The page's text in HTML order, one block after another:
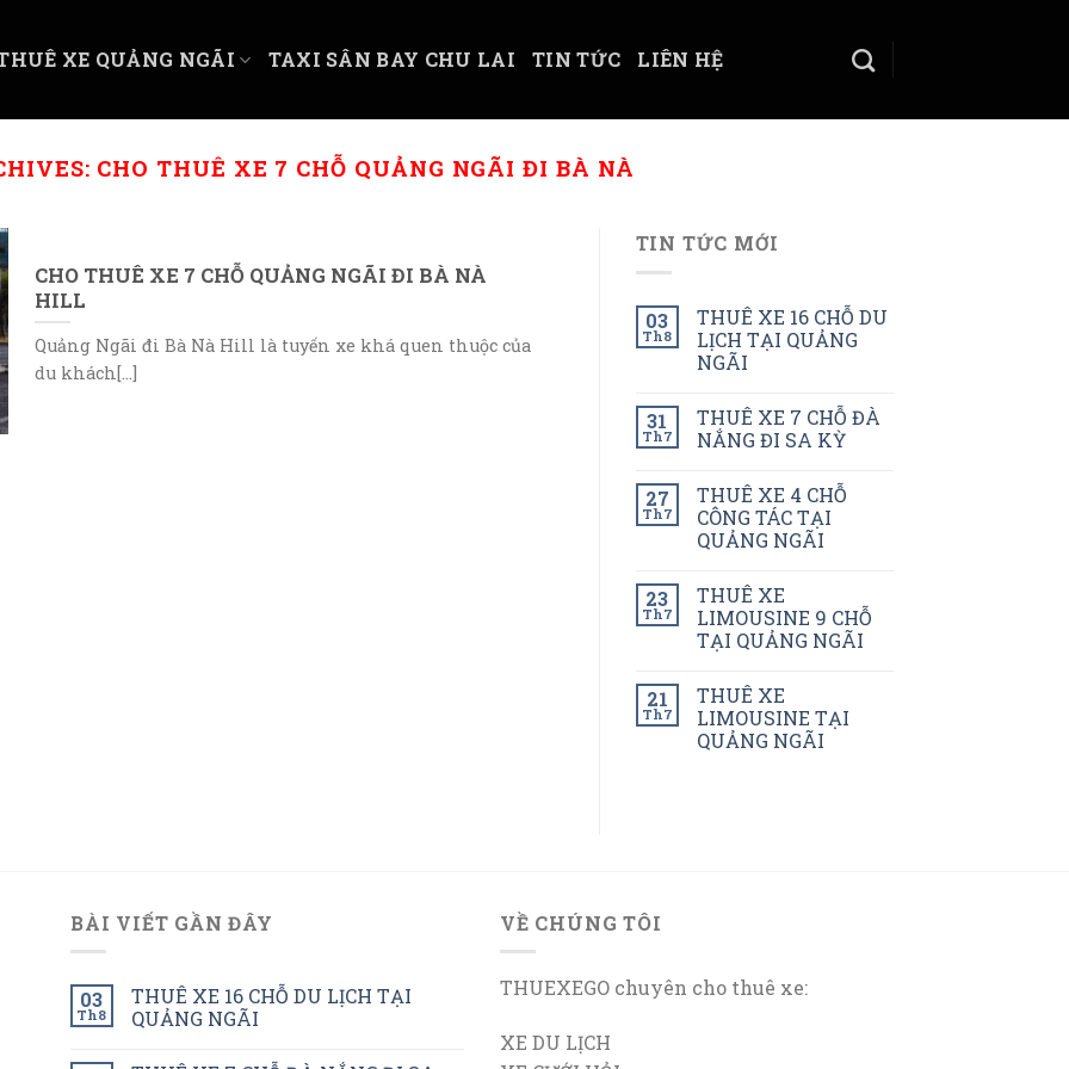
XE QUẢNG NGÃI TAXI SÂN BAY CHU LAI TIN TỨC LIÊN HỆ
CHO THUÊ XE 7 CHỖ QUẢNG NGÃI ĐI BÀ NÀ
CHO THUÊ XE 7 CHỖ QUẢNG NGÃI ĐI BÀ NÀ
HILL
Quảng Ngãi đi Bà Nà Hill là tuyến xe khá quen thuộc của
du khách[...]
TIN TỨC MỚI
03
Th8
THUÊ XE 16 CHỖ DU
LỊCH TẠI QUẢNG
NGÃI
31
Th7
THUÊ XE 7 CHỖ ĐÀ
NẮNG ĐI SA KỲ
27
Th7
THUÊ XE 4 CHỖ
CÔNG TÁC TẠI
QUẢNG NGÃI
23
Th7
THUÊ XE
LIMOUSINE 9 CHỖ
TẠI QUẢNG NGÃI
21
Th7
THUÊ XE
LIMOUSINE TẠI
QUẢNG NGÃI
BÀI VIẾT GẦN ĐÂY
03
Th8
THUÊ XE 16 CHỖ DU LỊCH TẠI
QUẢNG NGÃI
VỀ CHÚNG TÔI
THUEXEGO chuyên cho thuê xe:
XE DU LỊCH